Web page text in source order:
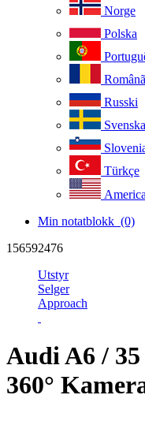
Norge
Polska
Românã
Russki
Svenska
Türkçe
Min notatblokk (0)
156592476
Utstyr
Selger
Approach
Audi A6 /
360°